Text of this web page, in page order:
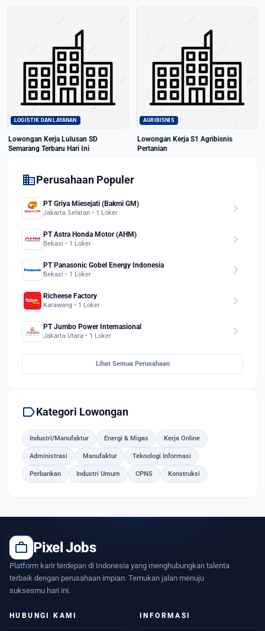
LOGISTIK DAN LAYANAN
Lowongan Kerja Lulusan SD
Semarang Terbaru Hari Ini
AGRIBISNIS
Lowongan Kerja S1 Agribisnis
Pertanian
domainPerusahaan Populer
PT Griya Miesejati (Bakmi GM)
Jakarta Selatan • 1 Loker chevron_right
PT Astra Honda Motor (AHM)
Bekasi • 1 Loker chevron_right
PT Panasonic Gobel Energy Indonesia
Bekasi • 1 Loker chevron_right
Richeese Factory
Karawang • 1 Loker chevron_right
PT Jumbo Power Internasional
Jakarta Utara • 1 Loker chevron_right
Lihat Semua Perusahaan
labelKategori Lowongan
Industri/Manufaktur Energi & Migas Kerja Online
Administrasi Manufaktur Teknologi Informasi
Perbankan Industri Umum CPNS Konstruksi
work Pixel Jobs
Platform karir terdepan di Indonesia yang menghubungkan talenta
terbaik dengan perusahaan impian. Temukan jalan menuju
suksesmu hari ini.
HUBUNGI KAMI INFORMASI